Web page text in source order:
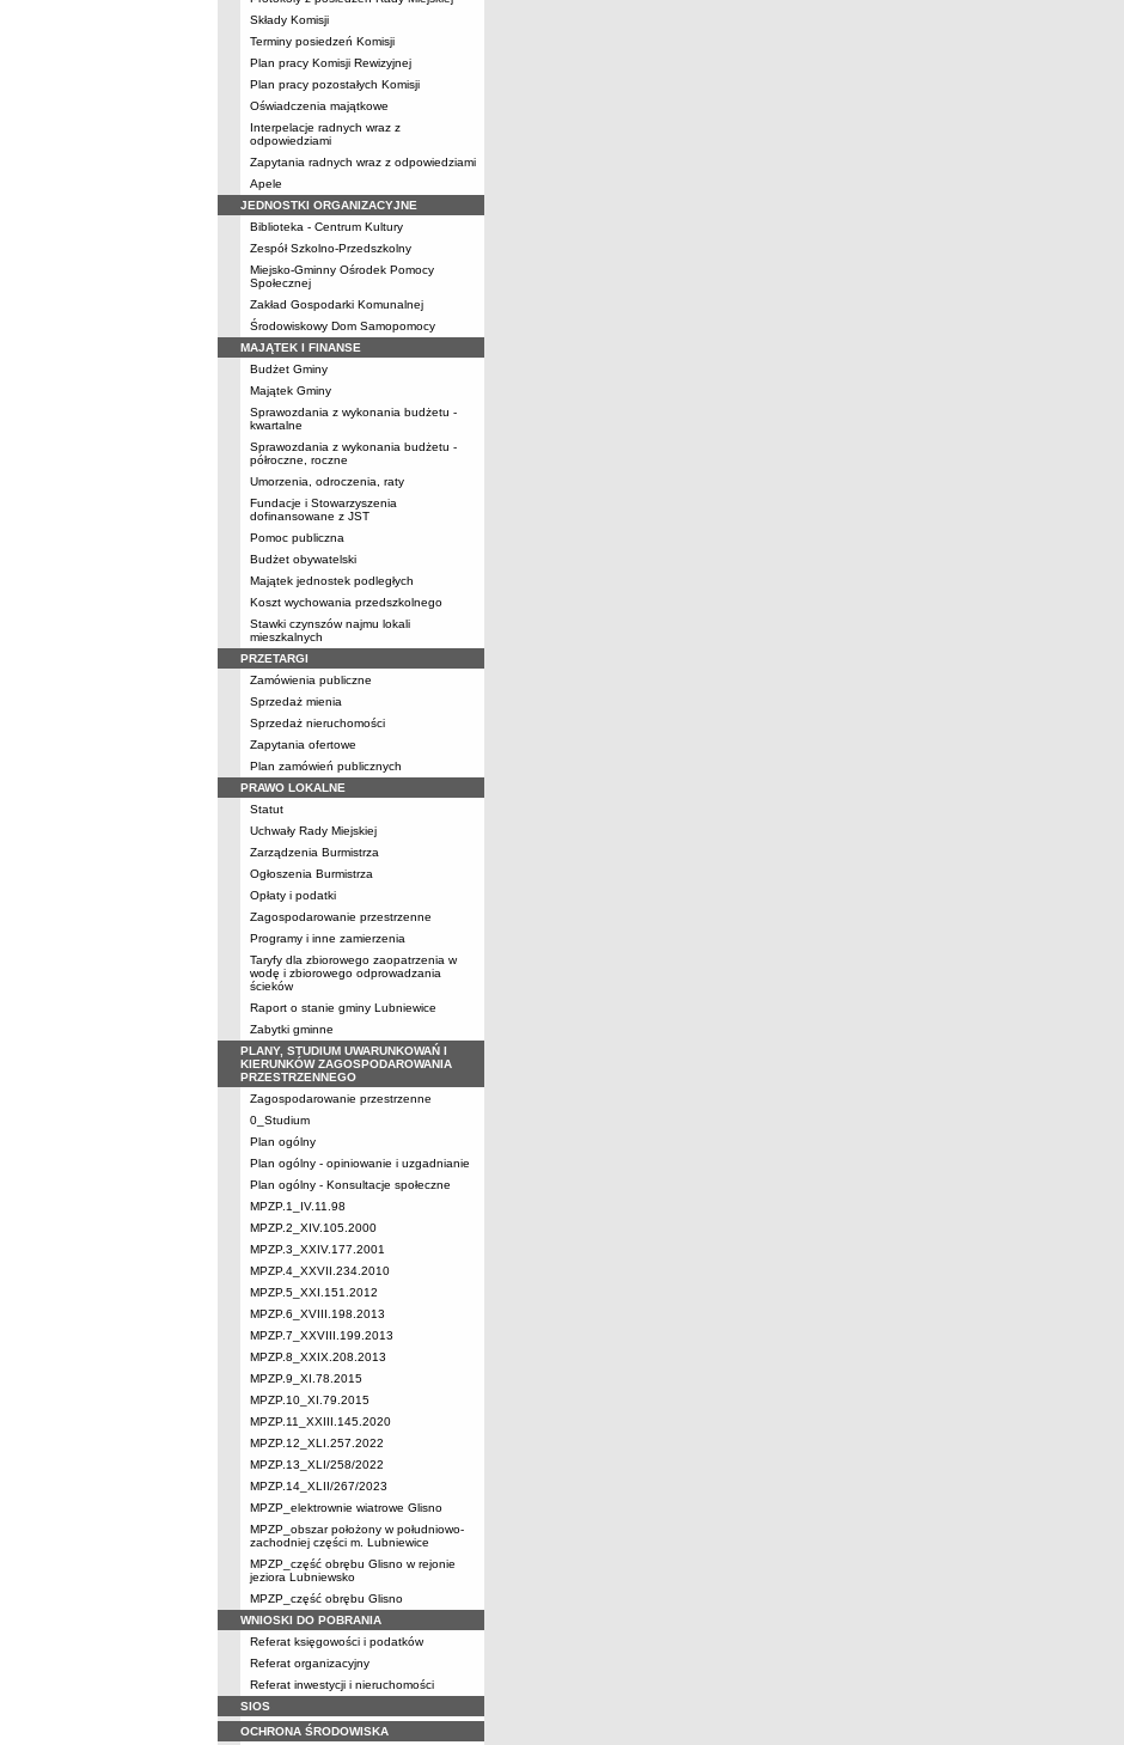
Składy Komisji
Terminy posiedzeń Komisji
Plan pracy Komisji Rewizyjnej
Plan pracy pozostałych Komisji
Oświadczenia majątkowe
Interpelacje radnych wraz z
odpowiedziami
Zapytania radnych wraz z odpowiedziami
Apele
JEDNOSTKI ORGANIZACYJNE
Biblioteka - Centrum Kultury
Zespół Szkolno-Przedszkolny
Miejsko-Gminny Ośrodek Pomocy
Społecznej
Zakład Gospodarki Komunalnej
Środowiskowy Dom Samopomocy
MAJĄTEK I FINANSE
Budżet Gminy
Majątek Gminy
Sprawozdania z wykonania budżetu -
kwartalne
Sprawozdania z wykonania budżetu -
półroczne, roczne
Umorzenia, odroczenia, raty
Fundacje i Stowarzyszenia
dofinansowane z JST
Pomoc publiczna
Budżet obywatelski
Majątek jednostek podległych
Koszt wychowania przedszkolnego
Stawki czynszów najmu lokali
mieszkalnych
PRZETARGI
Zamówienia publiczne
Sprzedaż mienia
Sprzedaż nieruchomości
Zapytania ofertowe
Plan zamówień publicznych
PRAWO LOKALNE
Statut
Uchwały Rady Miejskiej
Zarządzenia Burmistrza
Ogłoszenia Burmistrza
Opłaty i podatki
Zagospodarowanie przestrzenne
Programy i inne zamierzenia
Taryfy dla zbiorowego zaopatrzenia w
wodę i zbiorowego odprowadzania
ścieków
Raport o stanie gminy Lubniewice
Zabytki gminne
PLANY, STUDIUM UWARUNKOWAŃ I
KIERUNKÓW ZAGOSPODAROWANIA
PRZESTRZENNEGO
Zagospodarowanie przestrzenne
0_Studium
Plan ogólny
Plan ogólny - opiniowanie i uzgadnianie
Plan ogólny - Konsultacje społeczne
MPZP.1_IV.11.98
MPZP.2_XIV.105.2000
MPZP.3_XXIV.177.2001
MPZP.4_XXVII.234.2010
MPZP.5_XXI.151.2012
MPZP.6_XVIII.198.2013
MPZP.7_XXVIII.199.2013
MPZP.8_XXIX.208.2013
MPZP.9_XI.78.2015
MPZP.10_XI.79.2015
MPZP.11_XXIII.145.2020
MPZP.12_XLI.257.2022
MPZP.13_XLI/258/2022
MPZP.14_XLII/267/2023
MPZP_elektrownie wiatrowe Glisno
MPZP_obszar położony w południowo-
zachodniej części m. Lubniewice
MPZP_część obrębu Glisno w rejonie
jeziora Lubniewsko
MPZP_część obrębu Glisno
WNIOSKI DO POBRANIA
Referat księgowości i podatków
Referat organizacyjny
Referat inwestycji i nieruchomości
SIOS
OCHRONA ŚRODOWISKA